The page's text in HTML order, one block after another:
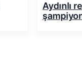
Aydınlı